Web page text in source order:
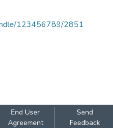
123456789/2851
End User
Agreement
Send
Feedback